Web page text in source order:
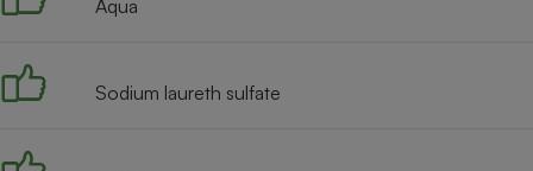
Aqua
Sodium laureth sulfate
Petit